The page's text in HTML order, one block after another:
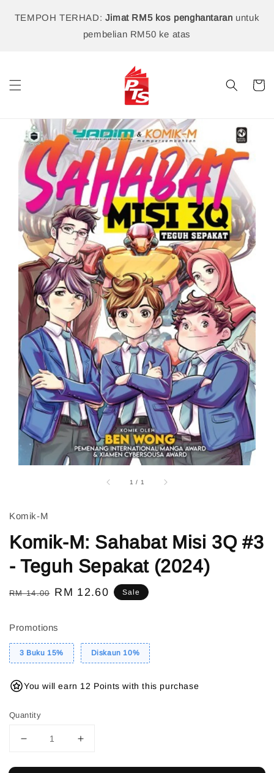
TEMPOH TERHAD: Jimat RM5 kos penghantaran untuk
pembelian RM50 ke atas
1 / 1
Komik-M
Komik-M: Sahabat Misi 3Q #3
- Teguh Sepakat (2024)
Regular
RM 14.00 Sale
RM 12.60 Sale
Promotions
3 Buku 15% Diskaun 10%
You will earn 12 Points with this purchase
Quantity